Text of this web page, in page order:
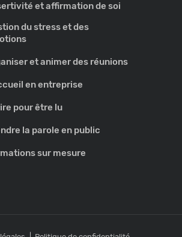
et affirmation de soi
du stress et des
et animer des réunions
en entreprise
pour être lu
la parole en public
sur mesure